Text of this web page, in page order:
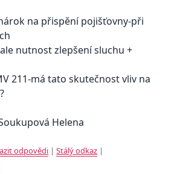
na přispění pojišťovny-při
nutnost zlepšení sluchu +
211-má tato skutečnost vliv na
Helena
odpovědi |Stálý odkaz |